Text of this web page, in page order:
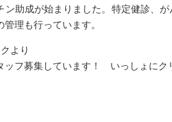
助成が始まりました。特定健診、
理も行っています。
より
フ募集しています！ いっしょにク